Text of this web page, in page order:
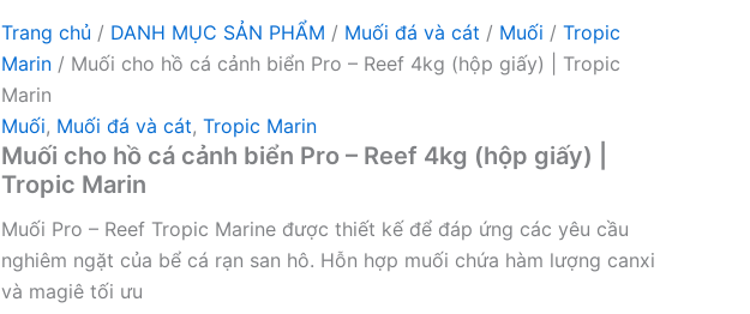
Trang chủ / DANH MỤC SẢN PHẨM / Muối đá và cát / Muối / Tropic
Marin / Muối cho hồ cá cảnh biển Pro – Reef 4kg (hộp giấy) | Tropic
Marin
Muối, Muối đá và cát, Tropic Marin
Muối cho hồ cá cảnh biển Pro – Reef 4kg (hộp giấy) |
Tropic Marin
Muối Pro – Reef Tropic Marine được thiết kế để đáp ứng các yêu cầu
nghiêm ngặt của bể cá rạn san hô. Hỗn hợp muối chứa hàm lượng canxi
và magiê tối ưu
(hộp
|
Tropic
Marin
số
lượng